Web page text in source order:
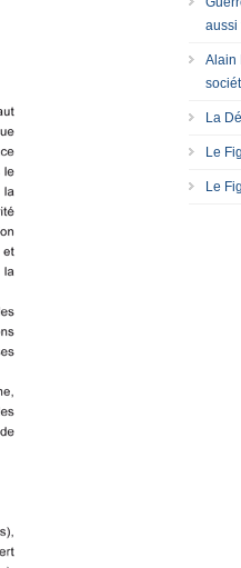
aussi
Alain
La
Le
Le